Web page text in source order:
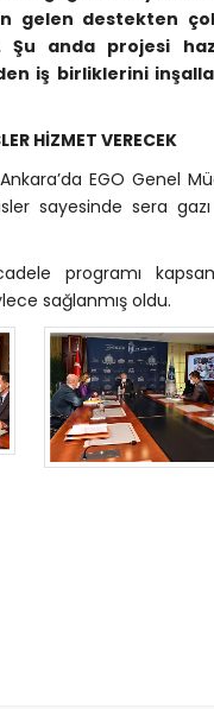
gelen destekten
anda projesi
iş birliklerini
HİZMET VERECEK
EGO Genel
sayesinde sera gazı
programı
sağlanmış oldu.